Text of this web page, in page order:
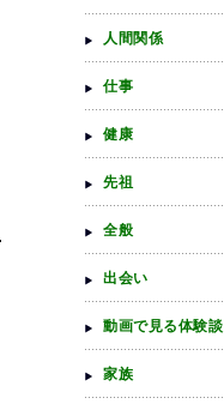
人間関係
仕事
健康
先祖
全般
出会い
動画で見る体験談
家族